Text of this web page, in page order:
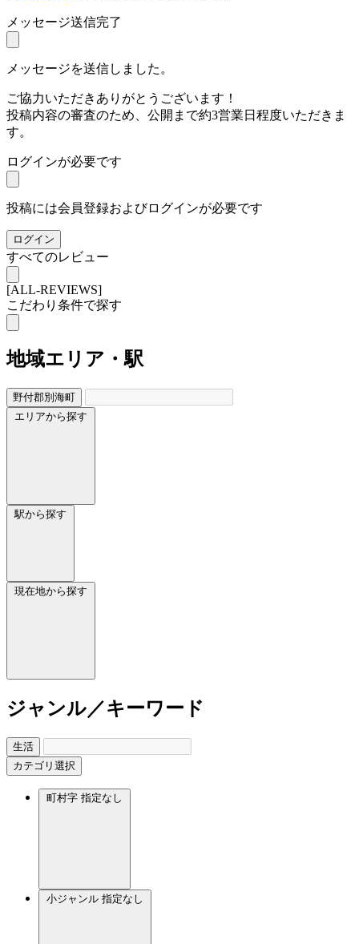
メッセージ送信完了
メッセージを送信しました。
ご協力いただきありがとうございます！
投稿内容の審査のため、公開まで約3営業日程度いただきま
す。
ログインが必要です
投稿には会員登録およびログインが必要です
ログイン
すべてのレビュー
[ALL-REVIEWS]
こだわり条件で探す
地域エリア・駅
野付郡別海町
エリアから探す
駅から探す
現在地から探す
ジャンル／キーワード
生活
カテゴリ選択
町村字 指定なし
小ジャンル 指定なし